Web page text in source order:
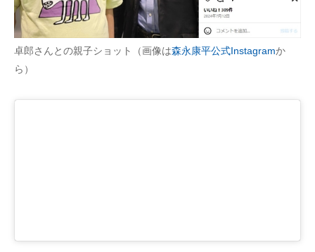
卓郎さんとの親子ショット（画像は森永康平公式Instagramか
ら）